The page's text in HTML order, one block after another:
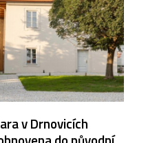
v Drnovicích